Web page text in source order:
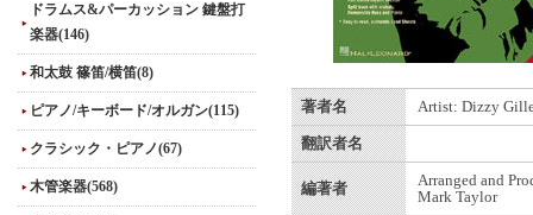
ドラムス&パーカッション 鍵盤打
楽器(146)
和太鼓 篠笛/横笛(8)
ピアノ/キーボード/オルガン(115)
クラシック・ピアノ(67)
木管楽器(568)
著者名 Artist: Dizzy
翻訳者名
編著者
Arranged and
Mark Taylor